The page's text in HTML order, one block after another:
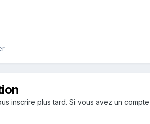
inscrire plus tard. Si vous avez un compte,